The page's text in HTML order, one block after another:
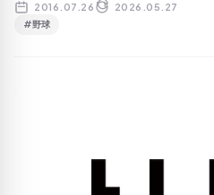
2016.07.26 2026.05.27
#野球